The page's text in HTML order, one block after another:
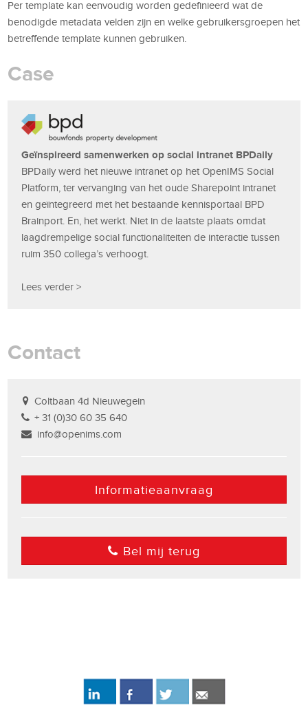
Per template kan eenvoudig worden gedefinieerd wat de
benodigde metadata velden zijn en welke gebruikersgroepen het
betreffende template kunnen gebruiken.
Case
Geïnspireerd samenwerken op social intranet BPDaily
BPDaily werd het nieuwe intranet op het OpenIMS Social
Platform, ter vervanging van het oude Sharepoint intranet
en geïntegreerd met het bestaande kennisportaal BPD
Brainport. En, het werkt. Niet in de laatste plaats omdat
laagdrempelige social functionaliteiten de interactie tussen
ruim 350 collega’s verhoogt.
Lees verder >
Contact
Coltbaan 4d Nieuwegein
+ 31 (0)30 60 35 640
info@openims.com
Informatieaanvraag
Bel mij terug